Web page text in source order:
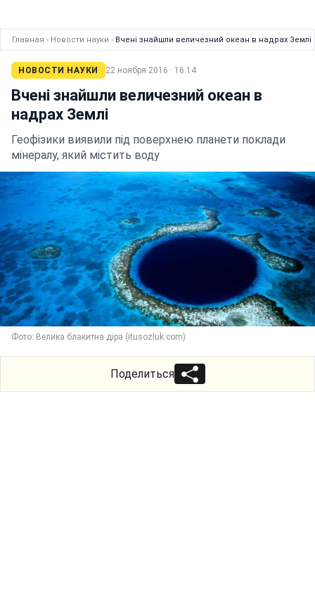
Главная › Новости науки › Вчені знайшли величезний океан в надрах Землі
НОВОСТИ НАУКИ 22 ноября 2016 · 16:14
Вчені знайшли величезний океан в
надрах Землі
Геофізики виявили під поверхнею планети поклади
мінералу, який містить воду
Фото: Велика блакитна діра (itusozluk.com)
Поделиться